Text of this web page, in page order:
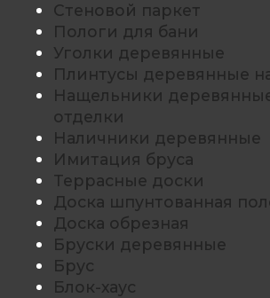
Стеновой паркет
Пологи для бани
Уголки деревянные
Плинтусы деревянные
Нащельники
отделки
Наличники деревянные
Имитация бруса
Террасные доски
Доска шпунтованная
Доска обрезная
Бруски деревянные
Брус
Блок-хаус